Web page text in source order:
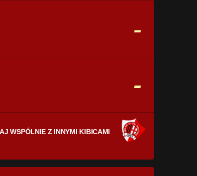
-
-
WSPÓLNIE Z INNYMI KIBICAMI